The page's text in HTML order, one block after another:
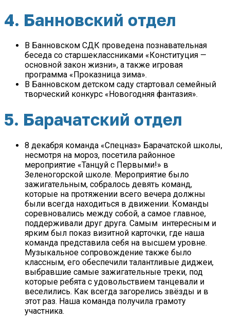
4. Банновский отдел
В Банновском СДК проведена познавательная
беседа со старшеклассниками «Конституция —
основной закон жизни», а также игровая
программа «Проказница зима».
В Банновском детском саду стартовал семейный
творческий конкурс «Новогодняя фантазия».
5. Барачатский отдел
8 декабря команда «Спецназ» Барачатской школы,
несмотря на мороз, посетила районное
мероприятие «Танцуй с Первыми!» в
Зеленогорской школе. Мероприятие было
зажигательным, собралось девять команд,
которые на протяжении всего вечера должны
были всегда находиться в движении. Команды
соревновались между собой, а самое главное,
поддерживали друг друга. Самым интересным и
ярким был показ визитной карточки, где наша
команда представила себя на высшем уровне.
Музыкальное сопровождение также было
классным, его обеспечили талантливые диджеи,
выбравшие самые зажигательные треки, под
которые ребята с удовольствием танцевали и
веселились. Как всегда загорелись звёзды и в
этот раз. Наша команда получила грамоту
участника.